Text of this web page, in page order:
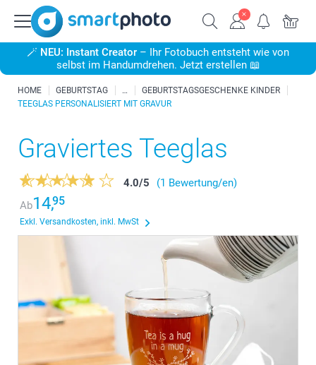
🪄 NEU: Instant Creator – Ihr Fotobuch entsteht wie von
selbst im Handumdrehen. Jetzt erstellen 📖
HOME GEBURTSTAG
GEBURTSTAGSGESCHENKE KINDER
TEEGLAS PERSONALISIERT MIT GRAVUR
Graviertes Teeglas
4.0/5
(1 Bewertung/en)
Ab14,95
Exkl. Versandkosten, inkl. MwSt